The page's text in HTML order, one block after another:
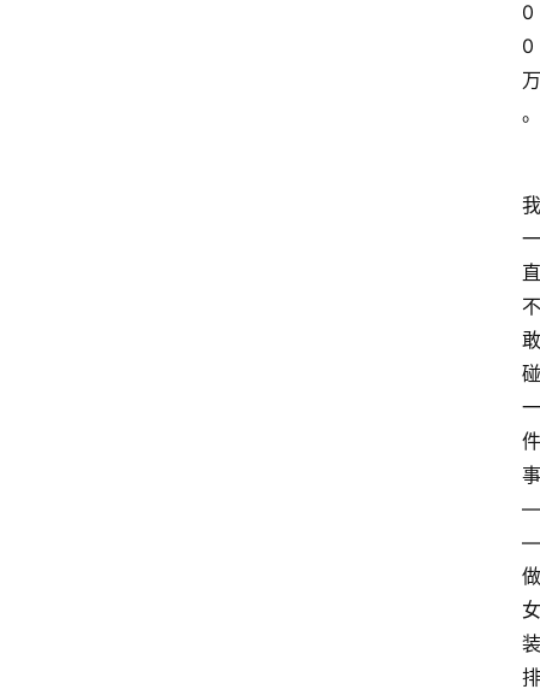
0
0
万
。
我
一
直
不
敢
碰
一
件
事
—
—
做
女
装
排